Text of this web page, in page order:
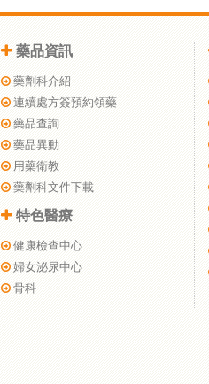
藥品資訊
藥劑科介紹
連續處方簽預約領藥
藥品查詢
藥品異動
用藥衛教
藥劑科文件下載
特色醫療
健康檢查中心
婦女泌尿中心
骨科